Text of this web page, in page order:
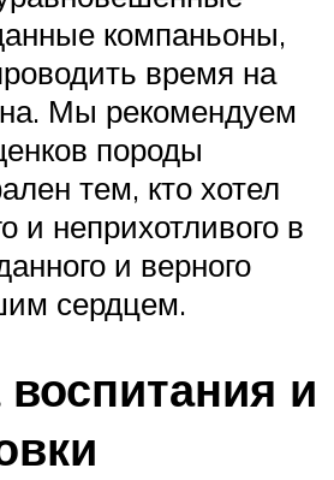
компаньоны,
время на
Мы рекомендуем
породы
тем, кто хотел
и неприхотливого в
и верного
сердцем.
и